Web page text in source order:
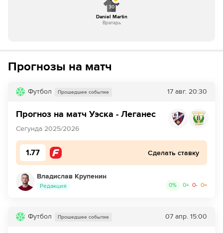
30
Daniel Martin
Вратарь
Прогнозы на матч
Футбол Прошедшее событие 17 авг. 20:30
Прогноз на матч Уэска - Леганес
Сегунда 2025/2026
1.77 Сделать ставку
Владислав Крупенин
Редакция 0% 0+ 0- 0=
Футбол Прошедшее событие 07 апр. 15:00